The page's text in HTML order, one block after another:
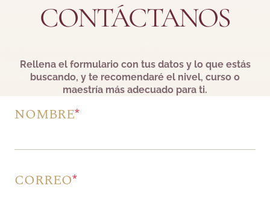
CONTÁCTANOS
Rellena el formulario con tus datos y lo que estás
buscando, y te recomendaré el nivel, curso o
maestría más adecuado para ti.
NOMBRE*
CORREO*